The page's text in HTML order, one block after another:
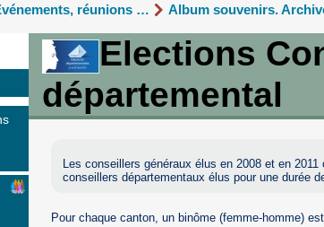
réunions … Album souvenirs.
Elections
départemental
Les conseillers généraux élus en 2008 et en
conseillers départementaux élus pour une durée
Pour chaque canton, un binôme (femme-homme)